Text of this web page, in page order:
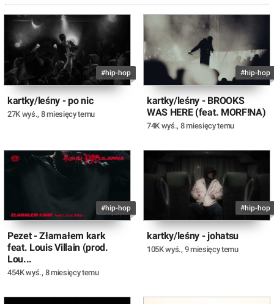
#hip-hop
kartky/leśny - po nic
27K wyś., 8 miesięcy temu
#hip-hop
kartky/leśny - BROOKS
WAS HERE (feat. MORF!NA)
74K wyś., 8 miesięcy temu
#hip-hop
Pezet - Złamałem kark
feat. Louis Villain (prod.
Lou...
454K wyś., 8 miesięcy temu
#hip-hop
kartky/leśny - johatsu
105K wyś., 9 miesięcy temu